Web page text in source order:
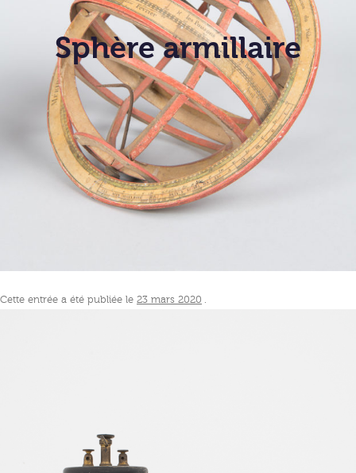
Sphère armillaire
Cette entrée a été publiée le 23 mars 2020 .